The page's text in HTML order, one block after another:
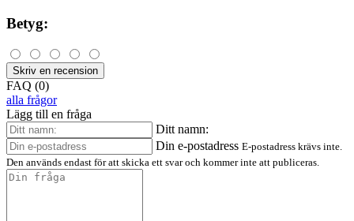
Betyg:
Skriv en recension
FAQ (0)
alla frågor
Lägg till en fråga
Ditt namn:
Din e-postadress E-postadress krävs inte.
Den används endast för att skicka ett svar och kommer inte att publiceras.